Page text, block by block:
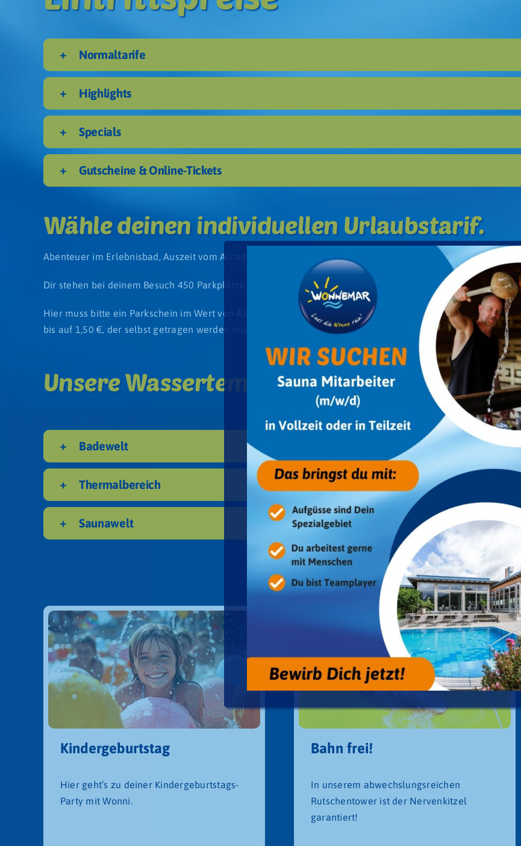
Ebene 2 Platzhalter
Ebene 3 Platzhalter
Normaltarife
Highlights
Specials
Gutscheine & Online-Tickets
Wähle deinen individuellen Urlaubstarif.
Abenteuer im Erlebnisbad, Auszeit vom Alltag in der Sauna oder im Thermalbereich …
Dir stehen bei deinem Besuch 450 Parkplätze und Fahrradstellplätze zur Verfügung.
Hier muss bitte ein Parkschein im Wert von 4,00 € gelöst werden. Den Abriss des Parkscheins
bis auf 1,50 €, der selbst getragen werden muss, zurück.
Unsere Wassertemperaturen
Badewelt
Thermalbereich
Saunawelt
Kindergeburtstag
Hier geht’s zu deiner Kindergeburtstags-
Party mit Wonni.
Bahn frei!
In unserem abwechslungsreichen
Rutschentower ist der Nervenkitzel
garantiert!